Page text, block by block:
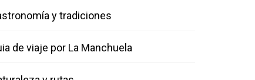
y tradiciones
de viaje por La Manchuela